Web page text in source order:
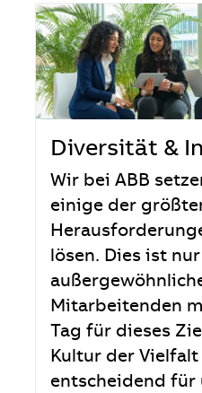
Diversität &
Wir bei ABB
einige der
lösen. Dies ist
Mitarbeitenden
Tag für dieses
Kultur der
entscheidend für